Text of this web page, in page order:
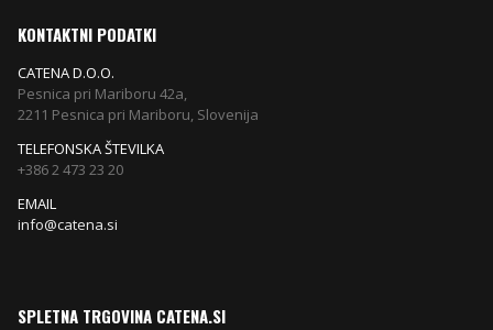
KONTAKTNI PODATKI
CATENA D.O.O.
Pesnica pri Mariboru 42a,
2211 Pesnica pri Mariboru, Slovenija
TELEFONSKA ŠTEVILKA
+386 2 473 23 20
EMAIL
info@catena.si
SPLETNA TRGOVINA CATENA.SI